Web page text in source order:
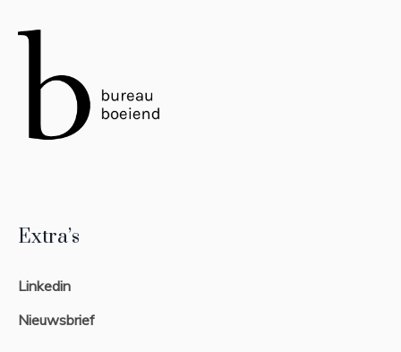
Extra’s
Linkedin
Nieuwsbrief